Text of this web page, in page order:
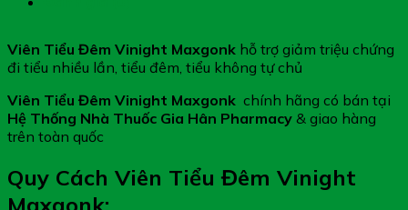
Viên Tiểu Đêm Vinight Maxgonk hỗ trợ giảm triệu chứng
đi tiểu nhiều lần, tiểu đêm, tiểu không tự chủ
Viên Tiểu Đêm Vinight Maxgonk chính hãng có bán tại
Hệ Thống Nhà Thuốc Gia Hân Pharmacy & giao hàng
trên toàn quốc
Quy Cách Viên Tiểu Đêm Vinight
Maxgonk: